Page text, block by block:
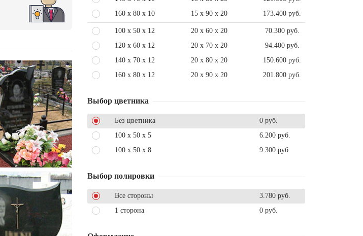
160 x 80 x 10
15 x 90 x 20 173.400 руб.
100 x 50 x 12 20 x 60 x 20
70.300 руб.
120 x 60 x 12
20 x 70 x 20
94.400 руб.
140 x 70 x 12
20 x 80 x 20
150.600 руб.
160 x 80 x 12
20 x 90 x 20 201.800 руб.
Выбор цветника
Без цветника
0 руб.
100 x 50 x 5
6.200 руб.
100 x 50 x 8
9.300 руб.
Выбор полировки
Все стороны
3.780 руб.
1 сторона
0 руб.